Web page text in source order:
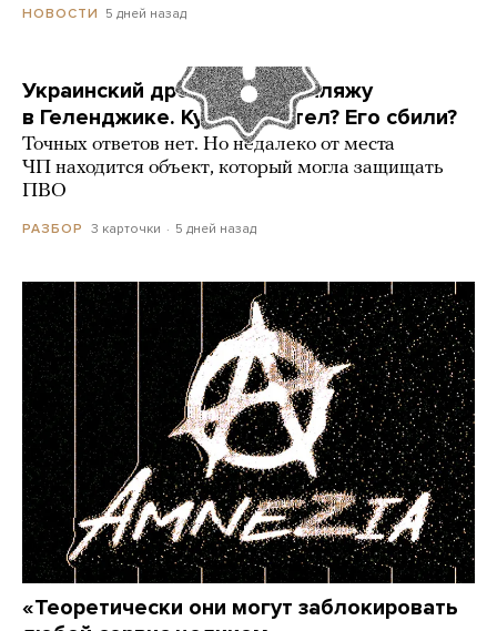
НОВОСТИ 5 дней назад
Украинский дрон попал по пляжу
в Геленджике. Куда он летел? Его сбили?
Точных ответов нет. Но недалеко от места
ЧП находится объект, который могла защищать
ПВО
РАЗБОР 3 карточки 5 дней назад
«Теоретически они могут заблокировать